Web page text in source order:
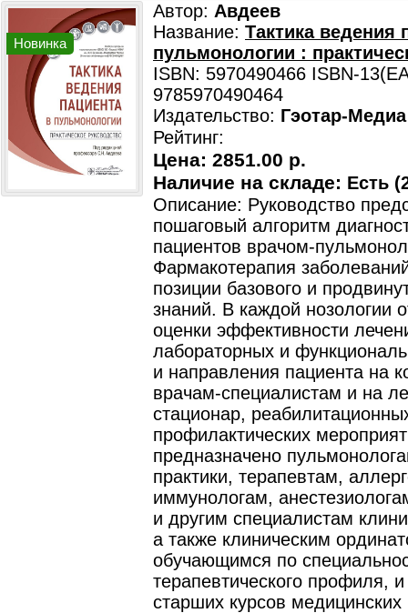
Новинка
Автор: Авдеев
Название: Тактика ведения
пульмонологии :
ISBN: 5970490466 ISBN-
9785970490464
Издательство: Гэотар-Медиа
Рейтинг:
Цена: 2851.00 р.
Наличие на складе: Есть
Описание: Руководство
пошаговый алгоритм
пациентов врачом-
Фармакотерапия
позиции базового и
знаний. В каждой нозологии
оценки эффективности
лабораторных и
и направления пациента на
врачам-специалистам и на
стационар,
профилактических
предназначено
практики, терапевтам,
иммунологам,
и другим специалистам
а также клиническим
обучающимся по
терапевтического профиля,
старших курсов медицинских